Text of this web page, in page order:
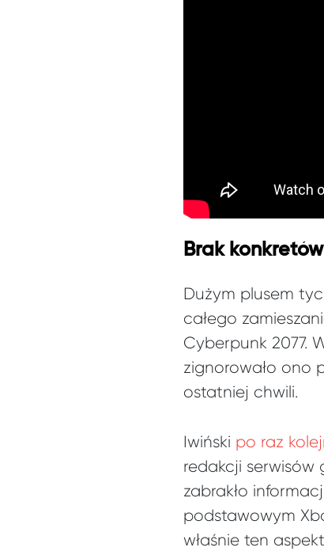
Brak konkretów
Dużym plusem
całego
Cyberpunk 2077.
zignorowało ono
ostatniej chwili.
Iwiński po raz
redakcji serwisów
zabrakło
podstawowym
właśnie ten